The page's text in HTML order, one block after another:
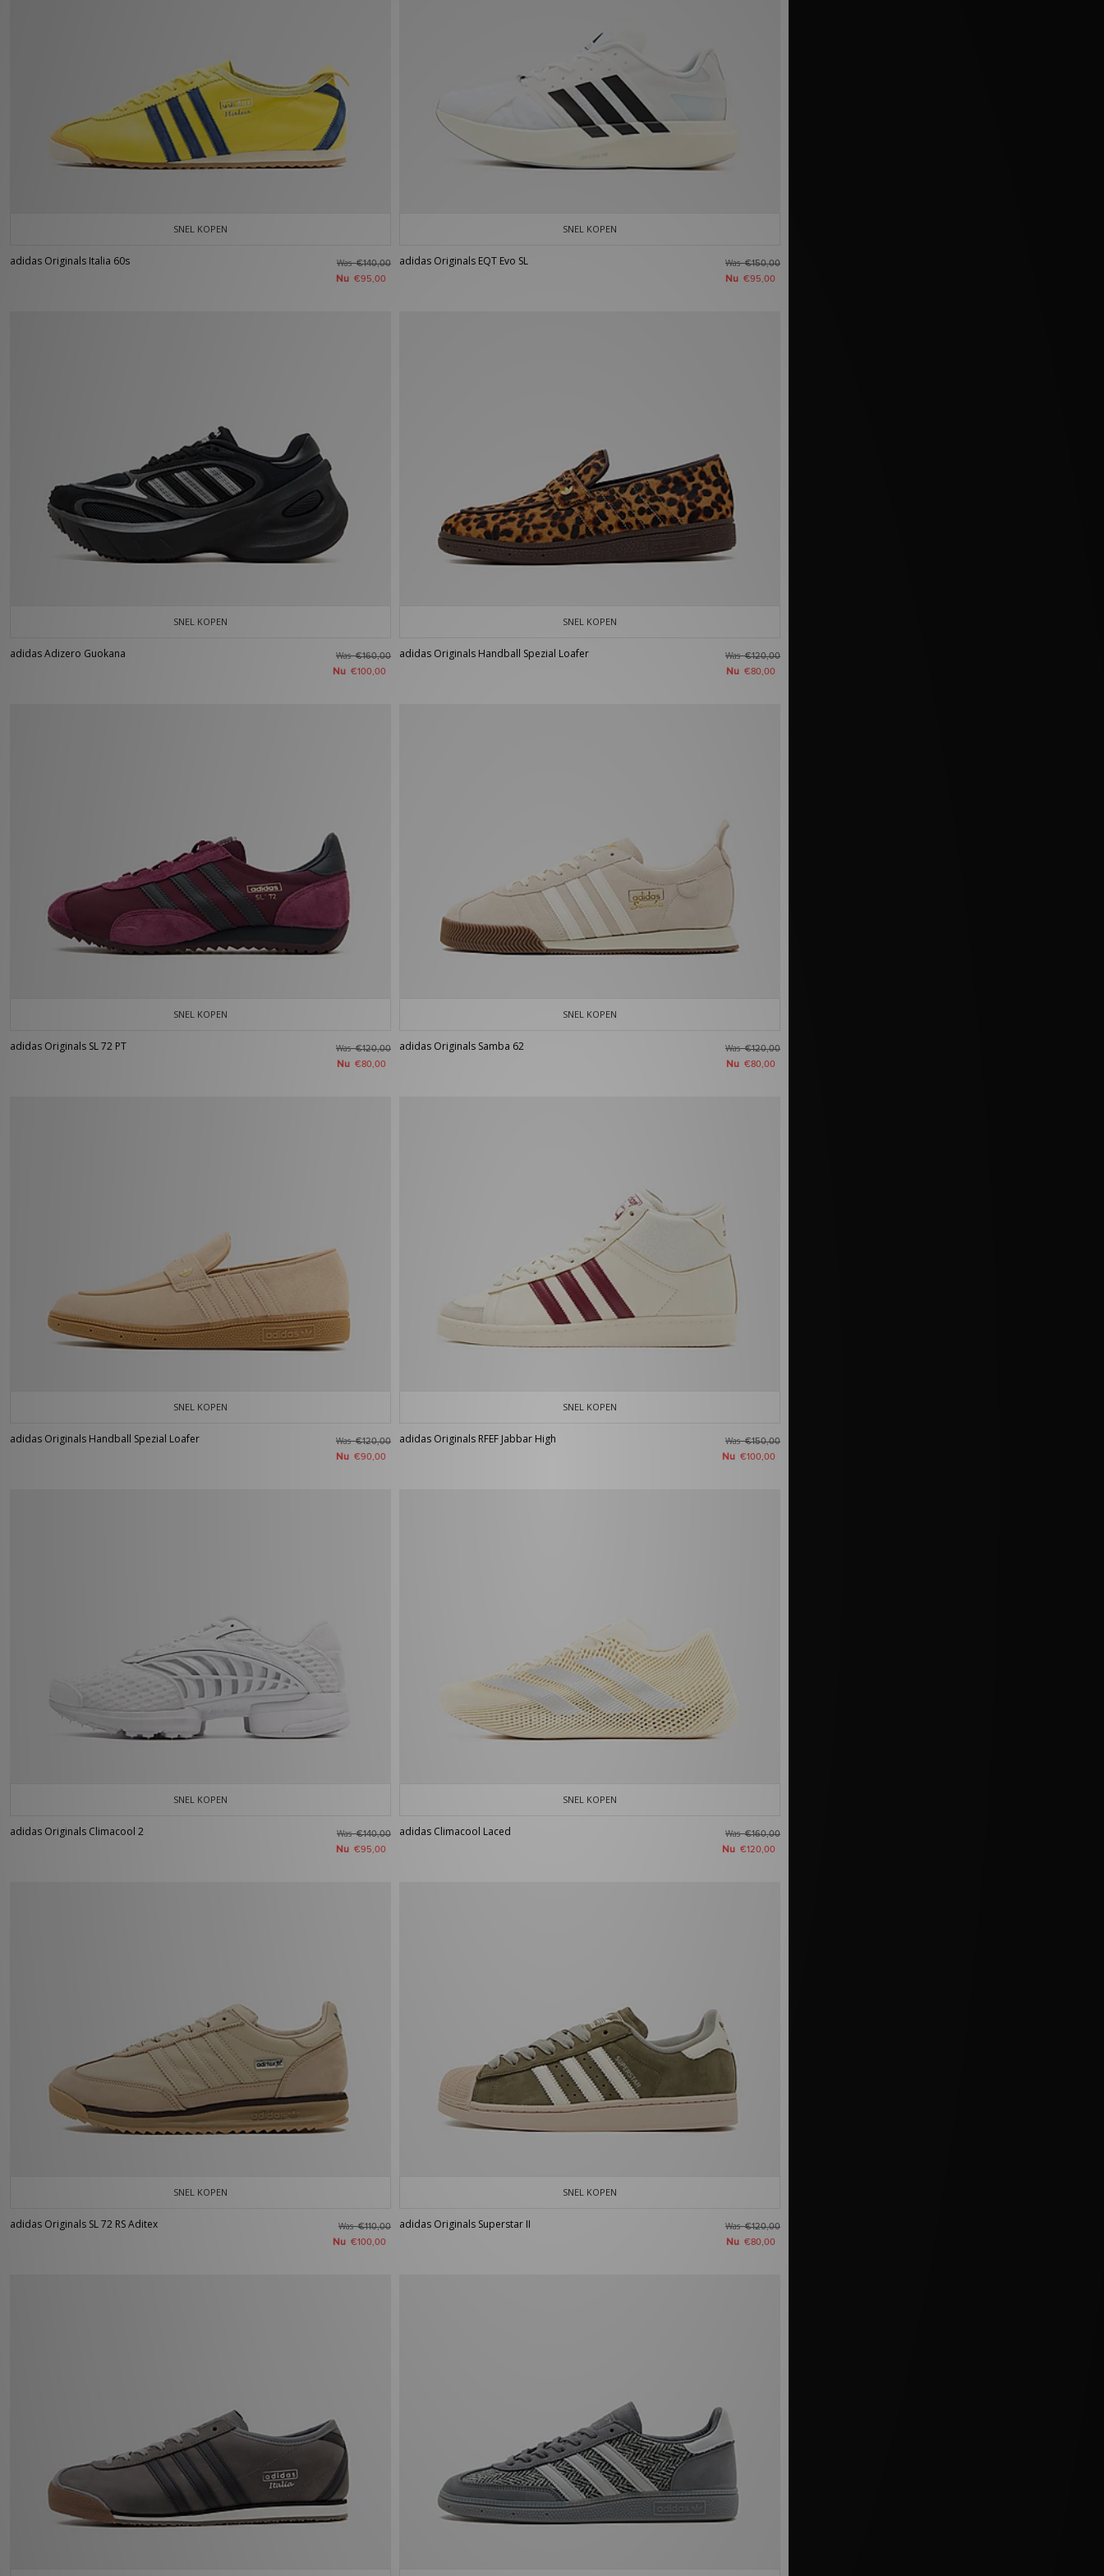
SNEL KOPEN
adidas Originals Italia 60s Was€140,00
Nu €95,00
SNEL KOPEN
adidas Originals EQT Evo SL Was€150,00
Nu €95,00
SNEL KOPEN
adidas Adizero Guokana Was€160,00
Nu €100,00
SNEL KOPEN
adidas Originals Handball Spezial Loafer Was€120,00
Nu €80,00
SNEL KOPEN
adidas Originals SL 72 PT Was€120,00
Nu €80,00
SNEL KOPEN
adidas Originals Samba 62 Was€120,00
Nu €80,00
SNEL KOPEN
adidas Originals Handball Spezial Loafer Was€120,00
Nu €90,00
SNEL KOPEN
adidas Originals RFEF Jabbar High Was€150,00
Nu €100,00
SNEL KOPEN
adidas Originals Climacool 2 Was€140,00
Nu €95,00
SNEL KOPEN
adidas Climacool Laced Was€160,00
Nu €120,00
SNEL KOPEN
adidas Originals SL 72 RS Aditex Was€110,00
Nu €100,00
SNEL KOPEN
adidas Originals Superstar II Was€120,00
Nu €80,00